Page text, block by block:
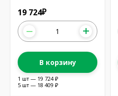
19 724₽
В корзину
1 шт — 19 724 ₽
5 шт — 18 409 ₽